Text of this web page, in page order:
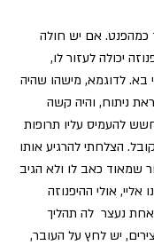
כמהפנט. אם יש חולה
יכולה לעזור לו,
בא. לדוגמא, מישהו שהיה
ניתוח, והיה קשה
להעמיס עליו תרופות
הצלחתי להרגיע אותו
שמאוד כאב לו ולא הגיב
אליי, אולי ההיפנוזה
אחת נעצר  לה תהליך
יש לחץ על העובר,